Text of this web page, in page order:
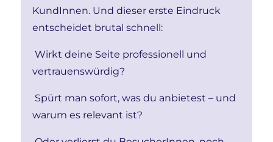
KundInnen. Und dieser erste Eindruck
entscheidet brutal schnell:
Wirkt deine Seite professionell und
vertrauenswürdig?
Spürt man sofort, was du anbietest – und
warum es relevant ist?